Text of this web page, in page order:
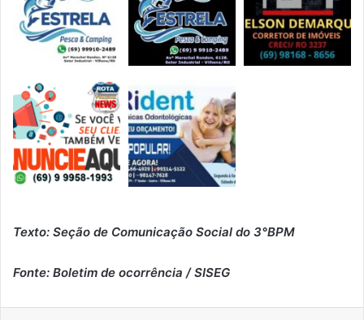
Texto: Seção de Comunicação Social do 3°BPM
Fonte: Boletim de ocorrência / SISEG